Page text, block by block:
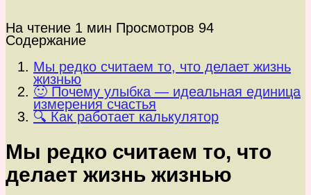
На чтение 1 мин Просмотров 94
Содержание
Мы редко считаем то, что делает жизнь
жизнью
🙂 Почему улыбка — идеальная единица
измерения счастья
🔍 Как работает калькулятор
Мы редко считаем то, что
делает жизнь жизнью